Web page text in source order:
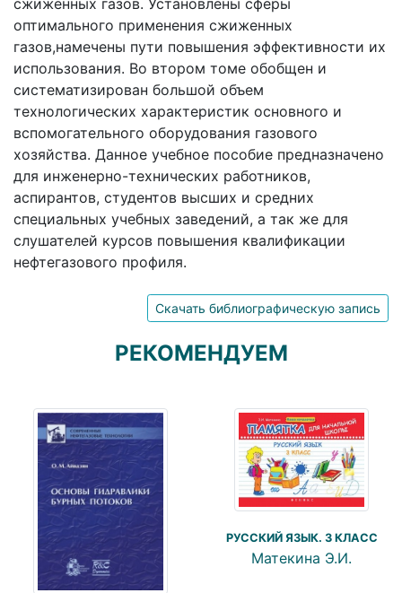
оптимального применения сжиженных
газов,намечены пути повышения эффективности их
использования. Во втором томе обобщен и
систематизирован большой объем
технологических характеристик основного и
вспомогательного оборудования газового
хозяйства. Данное учебное пособие предназначено
для инженерно-технических работников,
аспирантов, студентов высших и средних
специальных учебных заведений, а так же для
слушателей курсов повышения квалификации
нефтегазового профиля.
Скачать библиографическую запись
РЕКОМЕНДУЕМ
РУССКИЙ ЯЗЫК. 3 КЛАСС
Матекина Э.И.